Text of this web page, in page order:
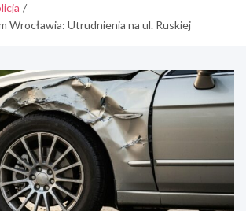
Wrocławia: Utrudnienia na ul. Ruskiej